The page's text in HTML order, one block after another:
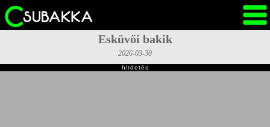
Esküvői bakik
2026-03-30
hirdetés